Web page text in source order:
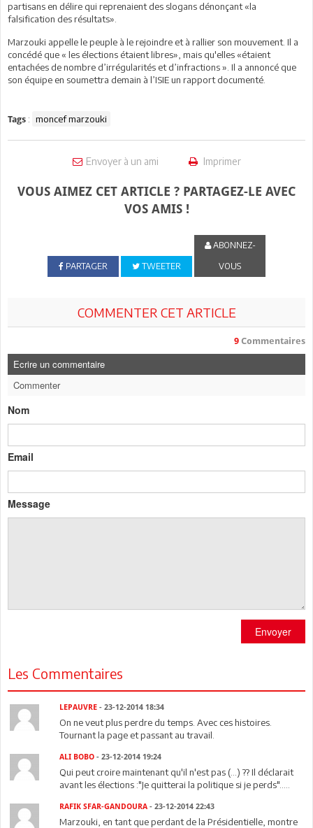
partisans en délire qui reprenaient des slogans dénonçant «la
falsification des résultats».
Marzouki appelle le peuple à le rejoindre et à rallier son mouvement. Il a
concédé que « les élections étaient libres», mais qu'elles «étaient
entachées de nombre d’irrégularités et d’infractions ». Il a annoncé que
son équipe en soumettra demain à l’ISIE un rapport documenté.
Tags : moncef marzouki
Envoyer à un ami Imprimer
VOUS AIMEZ CET ARTICLE ? PARTAGEZ-LE AVEC
VOS AMIS !
PARTAGER TWEETER
ABONNEZ-
VOUS
COMMENTER CET ARTICLE
9 Commentaires
Ecrire un commentaire
Commenter
Nom
Email
Message
Envoyer
Les Commentaires
LEPAUVRE - 23-12-2014 18:34
On ne veut plus perdre du temps. Avec ces histoires.
Tournant la page et passant au travail.
ALI BOBO - 23-12-2014 19:24
Qui peut croire maintenant qu'il n'est pas (...) ?? Il déclarait
avant les élections :"Je quitterai la politique si je perds".....
RAFIK SFAR-GANDOURA - 23-12-2014 22:43
Marzouki, en tant que perdant de la Présidentielle, montre